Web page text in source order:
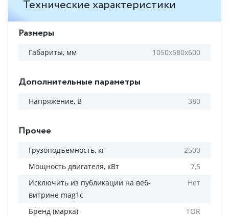
Технические характеристики
Размеры
Габариты, мм 1050х580х600
Дополнительные параметры
Напряжение, В 380
Прочее
Грузоподъемность, кг
2500
Мощность двигателя, кВт
7,5
Исключить из публикации на веб-
витрине mag1c
Нет
Бренд (марка)
TOR